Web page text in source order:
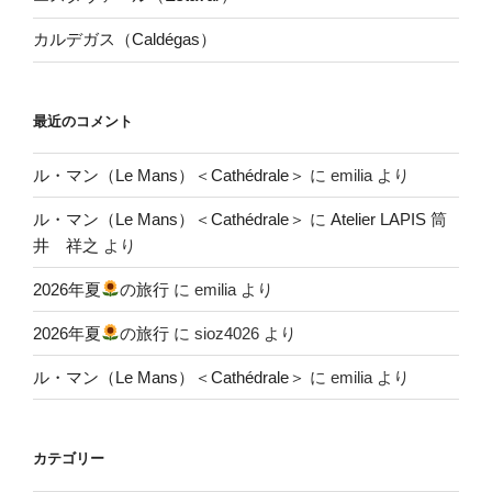
カルデガス（Caldégas）
最近のコメント
ル・マン（Le Mans）＜Cathédrale＞ に emilia より
ル・マン（Le Mans）＜Cathédrale＞ に Atelier LAPIS 筒
井 祥之 より
2026年夏 の旅行 にemilia より
2026年夏 の旅行 にsioz4026 より
ル・マン（Le Mans）＜Cathédrale＞ に emilia より
カテゴリー